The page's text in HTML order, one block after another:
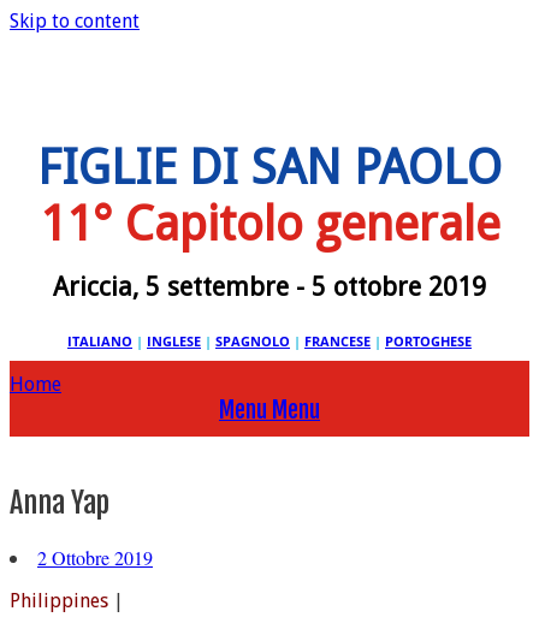
Skip to content
FIGLIE DI SAN PAOLO
11° Capitolo generale
Ariccia, 5 settembre - 5 ottobre 2019
ITALIANO | INGLESE | SPAGNOLO | FRANCESE | PORTOGHESE
Home
Menu Menu
Anna Yap
2 Ottobre 2019
Philippines |